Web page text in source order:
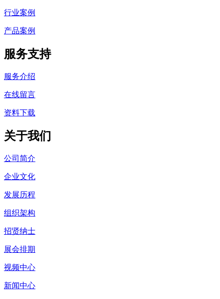
行业案例
产品案例
服务支持
服务介绍
在线留言
资料下载
关于我们
公司简介
企业文化
发展历程
组织架构
招贤纳士
展会排期
视频中心
新闻中心